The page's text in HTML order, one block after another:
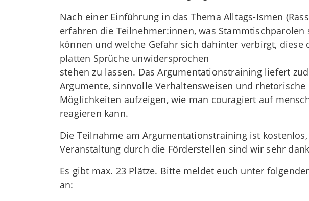
Nach einer Einführung in das Thema Alltags-Ismen
erfahren die Teilnehmer:innen, was Stammtischparolen
können und welche Gefahr sich dahinter verbirgt, diese
platten Sprüche unwidersprochen
stehen zu lassen. Das Argumentationstraining liefert
Argumente, sinnvolle Verhaltensweisen und rhetorische
Möglichkeiten aufzeigen, wie man couragiert auf
reagieren kann.
Die Teilnahme am Argumentationstraining ist
Veranstaltung durch die Förderstellen sind wir sehr
Es gibt max. 23 Plätze. Bitte meldet euch unter
an: